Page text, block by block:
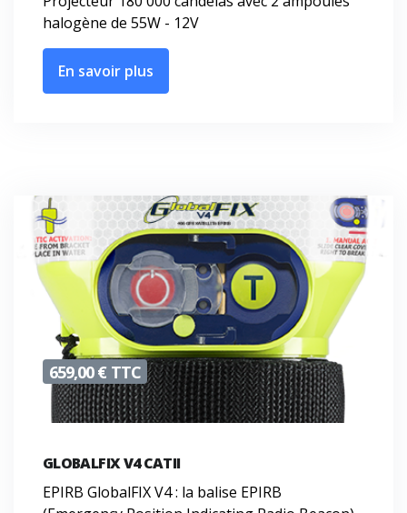
halogène de 55W - 12V
En savoir plus
659,00 € TTC
GLOBALFIX V4 CATII
EPIRB GlobalFIX V4 : la balise EPIRB